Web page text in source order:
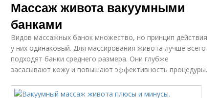
Массаж живота вакуумными
банками
Видов массажных банок множество, но принцип действия
у них одинаковый. Для массирования живота лучше всего
подходят банки среднего размера. Они глубже
засасывают кожу и повышают эффективность процедуры.